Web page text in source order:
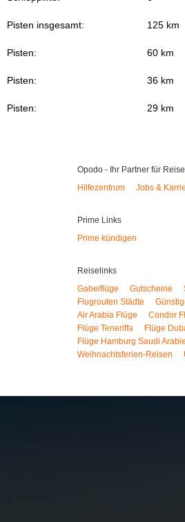
Pisten insgesamt: 125 km
Pisten: 60 km
Pisten: 36 km
Pisten: 29 km